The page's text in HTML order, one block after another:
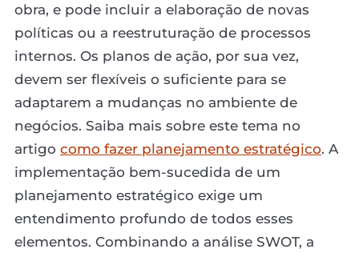
obra, e pode incluir a elaboração de novas
políticas ou a reestruturação de processos
internos. Os planos de ação, por sua vez,
devem ser flexíveis o suficiente para se
adaptarem a mudanças no ambiente de
negócios. Saiba mais sobre este tema no
artigo como fazer planejamento estratégico. A
implementação bem-sucedida de um
planejamento estratégico exige um
entendimento profundo de todos esses
elementos. Combinando a análise SWOT, a